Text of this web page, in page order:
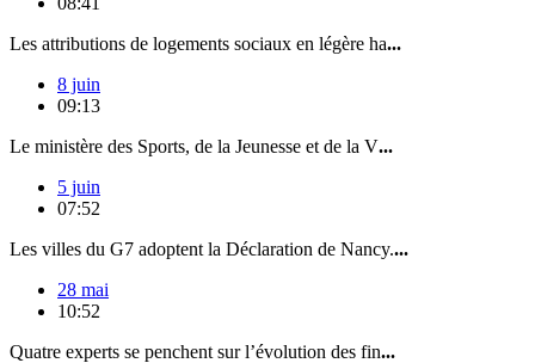
Les attributions de logements sociaux en légère ha...
8 juin
09:13
Le ministère des Sports, de la Jeunesse et de la V...
5 juin
07:52
Les villes du G7 adoptent la Déclaration de Nancy....
28 mai
10:52
Quatre experts se penchent sur l’évolution des fin...